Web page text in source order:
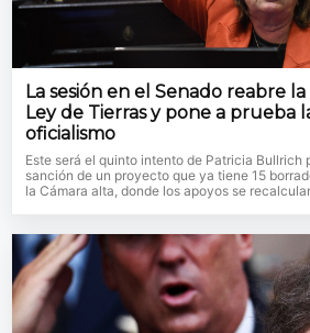
La sesión en el Senado reabre
Ley de Tierras y pone a prueba
oficialismo
Este será el quinto intento de Patricia Bullrich
sanción de un proyecto que ya tiene 15
la Cámara alta, donde los apoyos se